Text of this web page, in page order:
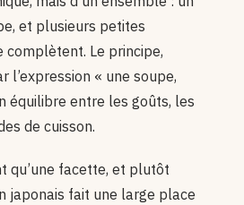
et plusieurs petites
complètent. Le principe,
l’expression « une soupe,
équilibre entre les goûts, les
de cuisson.
qu’une facette, et plutôt
japonais fait une large place